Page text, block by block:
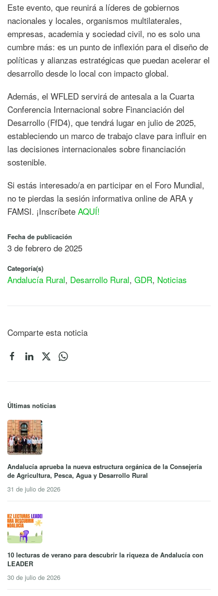
Este evento, que reunirá a líderes de gobiernos
nacionales y locales, organismos multilaterales,
empresas, academia y sociedad civil, no es solo una
cumbre más: es un punto de inflexión para el diseño de
políticas y alianzas estratégicas que puedan acelerar el
desarrollo desde lo local con impacto global.
Además, el WFLED servirá de antesala a la Cuarta
Conferencia Internacional sobre Financiación del
Desarrollo (FfD4), que tendrá lugar en julio de 2025,
estableciendo un marco de trabajo clave para influir en
las decisiones internacionales sobre financiación
sostenible.
Si estás interesado/a en participar en el Foro Mundial,
no te pierdas la sesión informativa online de ARA y
FAMSI. ¡Inscríbete AQUÍ!
Fecha de publicación
3 de febrero de 2025
Categoría(s)
Andalucía Rural, Desarrollo Rural, GDR, Noticias
Comparte esta noticia
Últimas noticias
Andalucía aprueba la nueva estructura orgánica de la Consejería
de Agricultura, Pesca, Agua y Desarrollo Rural
31 de julio de 2026
10 lecturas de verano para descubrir la riqueza de Andalucía con
LEADER
30 de julio de 2026